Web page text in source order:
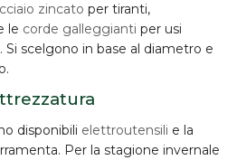
zincato per tiranti,
le corde galleggianti per usi
Si scelgono in base al diametro e
disponibili elettroutensili e la
Per la stagione invernale